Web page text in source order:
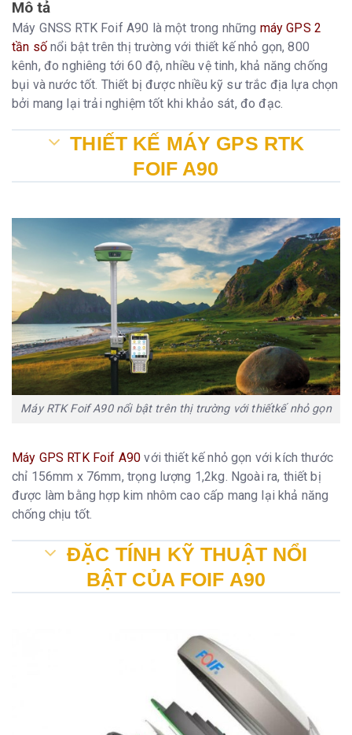
Mô tả
Máy GNSS RTK Foif A90 là một trong những máy GPS 2
tần sốnổi bật trên thị trường với thiết kế nhỏ gọn, 800
kênh, đo nghiêng tới 60 độ, nhiều vệ tinh, khả năng chống
bụi và nước tốt. Thiết bị được nhiều kỹ sư trắc địa lựa chọn
bởi mang lại trải nghiệm tốt khi khảo sát, đo đạc.
THIẾT KẾ MÁY GPS RTK
FOIF A90
Máy RTK Foif A90 nổi bật trên thị trường với thiếtkế nhỏ gọn
Máy GPS RTK Foif A90 với thiết kế nhỏ gọn với kích thước
chỉ 156mm x 76mm, trọng lượng 1,2kg. Ngoài ra, thiết bị
được làm bằng hợp kim nhôm cao cấp mang lại khả năng
chống chịu tốt.
ĐẶC TÍNH KỸ THUẬT NỔI
BẬT CỦA FOIF A90